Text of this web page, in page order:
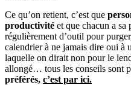
Ce qu’on retient, c’est que
productivité et que chacun a sa
régulièrement d’outil pour
calendrier à ne jamais dire oui à
laquelle on dirait non pour le
allongé… tous les conseils sont
préférés, c’est par ici.